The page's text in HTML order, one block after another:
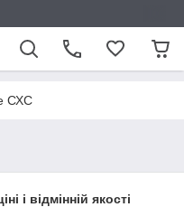
СХС
і відмінній якості